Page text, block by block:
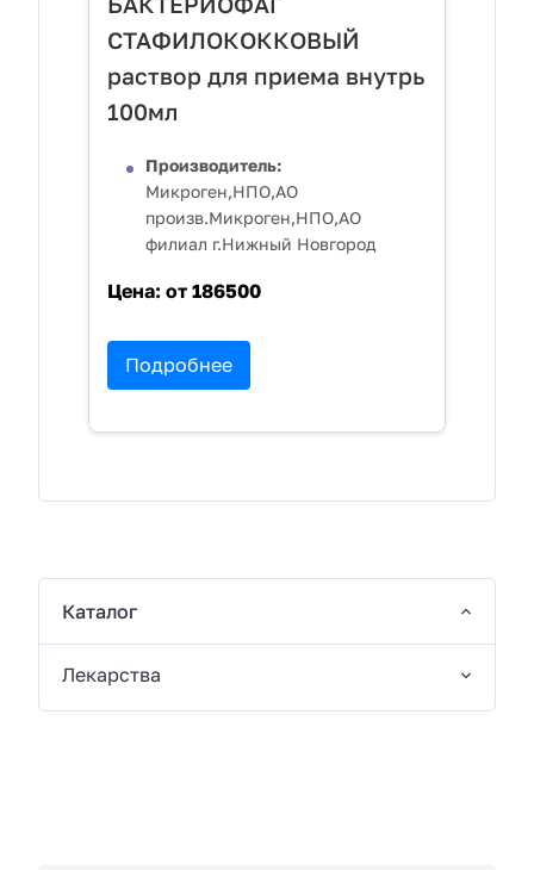
СТАФИЛОКОККОВЫЙ
раствор для приема внутрь
100мл
Производитель:
Микроген,НПО,АО
произв.Микроген,НПО,АО
филиал г.Нижный Новгород
Цена: от 186500
Подробнее
Каталог
Лекарства